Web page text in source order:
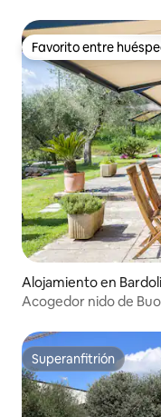
Favorito entre
Favorito entre
Alojamiento en
Acogedor nido de
Superanfitrión
Superanfitrión